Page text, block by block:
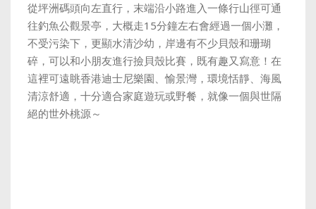
從坪洲碼頭向左直行，末端沿小路進入一條行山徑可通
往釣魚公觀景亭，大概走15分鐘左右會經過一個小灘，
不受污染下，更顯水清沙幼，岸邊有不少貝殼和珊瑚
碎，可以和小朋友進行撿貝殼比賽，既有趣又寫意！在
這裡可遠眺香港迪士尼樂園、愉景灣，環境恬靜、海風
清涼舒適，十分適合家庭遊玩或野餐，就像一個與世隔
絕的世外桃源～